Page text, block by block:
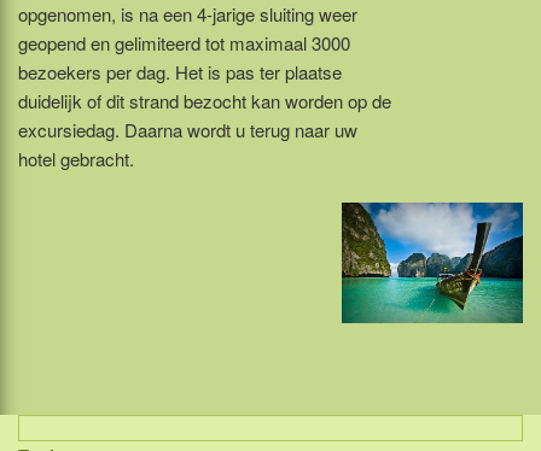
opgenomen, is na een 4-jarige sluiting weer
geopend en gelimiteerd tot maximaal 3000
bezoekers per dag. Het is pas ter plaatse
duidelijk of dit strand bezocht kan worden op de
excursiedag. Daarna wordt u terug naar uw
hotel gebracht.